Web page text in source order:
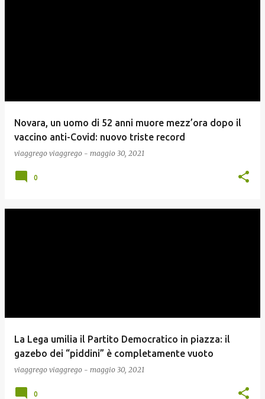
Novara, un uomo di 52 anni muore mezz’ora dopo il
vaccino anti-Covid: nuovo triste record
viaggrego viaggrego - maggio 30, 2021
0
La Lega umilia il Partito Democratico in piazza: il
gazebo dei “piddini” è completamente vuoto
viaggrego viaggrego - maggio 30, 2021
0